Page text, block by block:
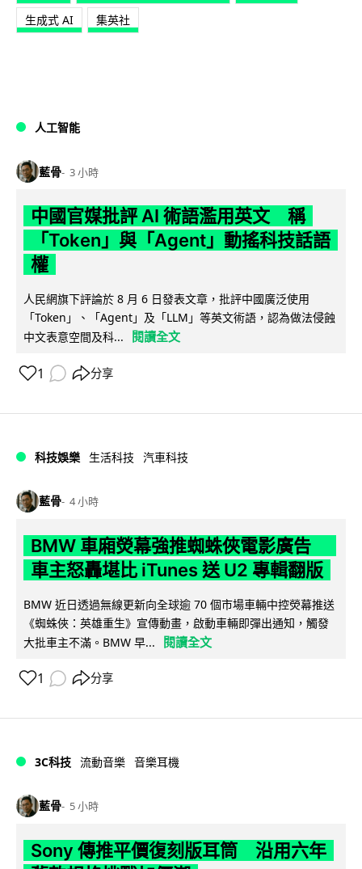
生成式 AI
集英社
人工智能
藍骨 3 小時
中國官媒批評 AI 術語濫用英文 稱
「Token」與「Agent」動搖科技話語
權
人民網旗下評論於 8 月 6 日發表文章，批評中國廣泛使用
「Token」、「Agent」及「LLM」等英文術語，認為做法侵蝕
中文表意空間及科...
閱讀全文
1 分享
科技娛樂 生活科技 汽車科技
藍骨 4 小時
BMW 車廂熒幕強推蜘蛛俠電影廣告
車主怒轟堪比 iTunes 送 U2 專輯翻版
BMW 近日透過無線更新向全球逾 70 個市場車輛中控熒幕推送
《蜘蛛俠：英雄重生》宣傳動畫，啟動車輛即彈出通知，觸發
大批車主不滿。BMW 早...
閱讀全文
1 分享
3C科技 流動音樂 音樂耳機
藍骨 5 小時
Sony 傳推平價復刻版耳筒 沿用六年